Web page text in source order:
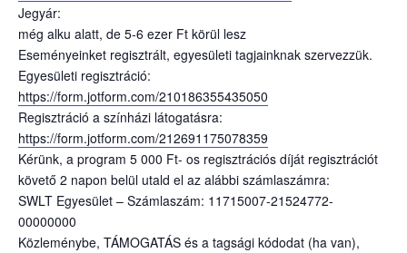
Jegyár:
még alku alatt, de 5-6 ezer Ft körül lesz
Eseményeinket regisztrált, egyesületi tagjainknak szervezzük.
Egyesületi regisztráció:
https://form.jotform.com/210186355435050
Regisztráció a színházi látogatásra:
https://form.jotform.com/212691175078359
Kérünk, a program 5 000 Ft- os regisztrációs díját regisztrációt
követő 2 napon belül utald el az alábbi számlaszámra:
SWLT Egyesület – Számlaszám: 11715007-21524772-
00000000
Közleménybe, TÁMOGATÁS és a tagsági kódodat (ha van),